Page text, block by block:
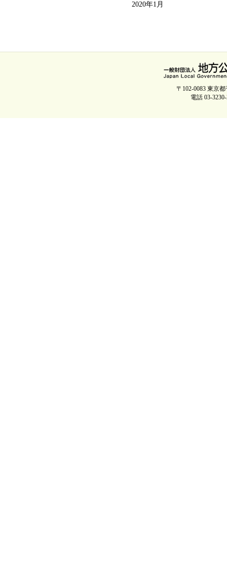
2020年1月
〒102-0083 東京
電話 03-